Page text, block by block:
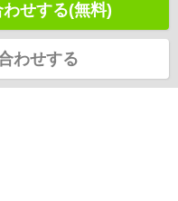
せする(無料)
わせする